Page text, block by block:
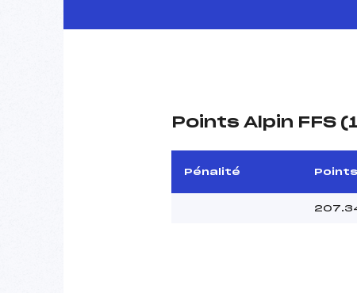
Points Alpin FFS
Pénalité Points